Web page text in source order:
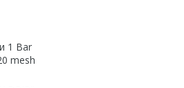
1 Bar
mesh